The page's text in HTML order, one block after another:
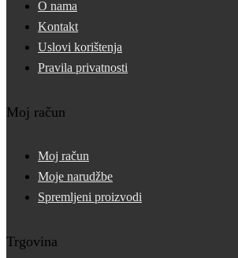
O nama
Kontakt
Uslovi korištenja
Pravila privatnosti
Moj račun
Moj račun
Moje narudžbe
Spremljeni proizvodi
Trgovina